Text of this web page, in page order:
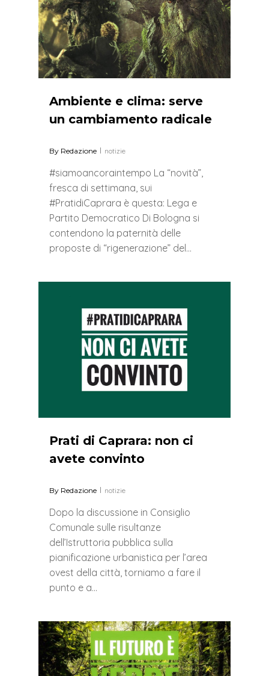
Ambiente e clima: serve
un cambiamento radicale
By Redazione notizie
#siamoancoraintempo La “novità”,
fresca di settimana, sui
#PratidiCaprara è questa: Lega e
Partito Democratico Di Bologna si
contendono la paternità delle
proposte di “rigenerazione” del…
Prati di Caprara: non ci
avete convinto
By Redazione notizie
Dopo la discussione in Consiglio
Comunale sulle risultanze
dell’Istruttoria pubblica sulla
pianificazione urbanistica per l’area
ovest della città, torniamo a fare il
punto e a…
0